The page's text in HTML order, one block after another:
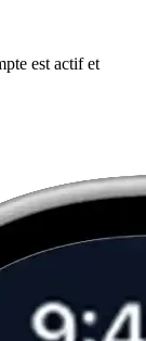
est actif et